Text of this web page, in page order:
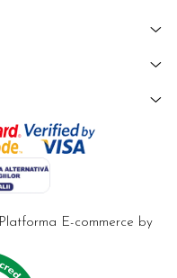
Platforma E-commerce by